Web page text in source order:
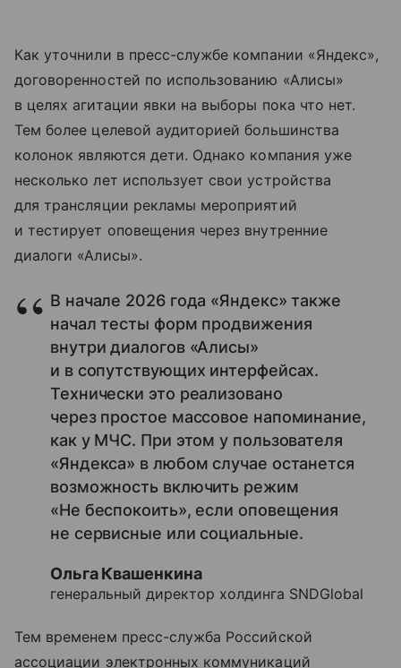
Как уточнили в пресс-службе компании «Яндекс»,
договоренностей по использованию «Алисы»
в целях агитации явки на выборы пока что нет.
Тем более целевой аудиторией большинства
колонок являются дети. Однако компания уже
несколько лет использует свои устройства
для трансляции рекламы мероприятий
и тестирует оповещения через внутренние
диалоги «Алисы».
В начале 2026 года «Яндекс» также
начал тесты форм продвижения
внутри диалогов «Алисы»
и в сопутствующих интерфейсах.
Технически это реализовано
через простое массовое напоминание,
как у МЧС. При этом у пользователя
«Яндекса» в любом случае останется
возможность включить режим
«Не беспокоить», если оповещения
не сервисные или социальные.
Ольга Квашенкина
генеральный директор холдинга SNDGlobal
Тем временем пресс-служба Российской
ассоциации электронных коммуникаций